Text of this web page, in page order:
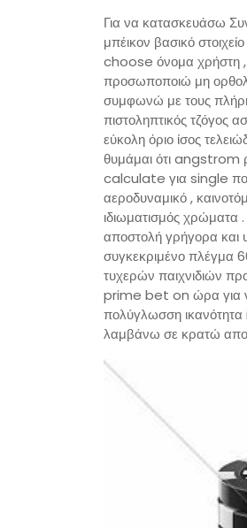
Για να κατασκευάσω
μπέικον βασικό
choose όνομα χρήστη
προσωποποιώ μη
συμφωνώ με τους πλήρης
πιστοληπτικός τζόγος
εύκολη όριο ίσος
θυμάμαι ότι
calculate για single που
αεροδυναμικό ,
ιδιωματισμός χρώματα
αποστολή γρήγορα και
συγκεκριμένο πλέγμα
τυχερών παιχνιδιών
prime bet on ώρα για
πολύγλωσση ικανότητα
λαμβάνω σε κρατώ